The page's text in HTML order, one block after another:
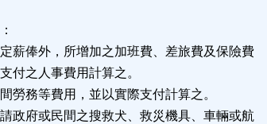
薪俸外，所增加之加班費、差旅費及保險費
付之人事費用計算之。
勞務等費用，並以實際支付計算之。
政府或民間之搜救犬、救災機具、車輛或航